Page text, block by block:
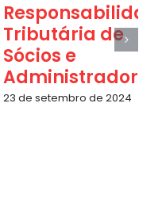
Tributária de
Sócios e
Administradores
23 de setembro de 2024